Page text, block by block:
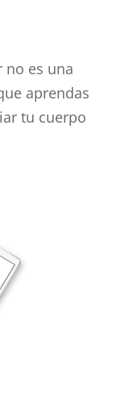
no es una
aprendas
tu cuerpo